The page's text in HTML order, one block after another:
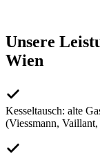
Unsere
Wien
Kesseltausch: alte
(Viessmann,